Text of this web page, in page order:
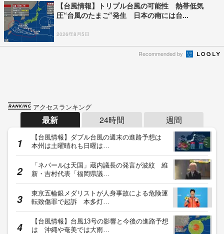
【台風情報】トリプル台風の可能性 熱帯低気
圧“台風のたまご”発生 日本の南には台...
2026年8月5日
Recommended by
アクセスランキング
最新 24時間 週間
【台風情報】ダブル台風の週末の進路予想は
本州は土曜晴れも日曜は…
「ネパールは天国」蔵内議長の発言が波紋 維
新・吉村代表「福岡県議…
東京五輪銀メダリストが人身事故による危険運
転致傷罪で起訴 本多灯…
【台風情報】台風13号の影響と今後の進路予想
は 沖縄や奄美では大雨…